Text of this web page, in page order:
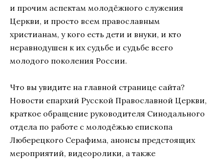
и прочим аспектам молодёжного служения
Церкви, и просто всем православным
христианам, у кого есть дети и внуки, и кто
неравнодушен к их судьбе и судьбе всего
молодого поколения России.
Что вы увидите на главной странице сайта?
Новости епархий Русской Православной Церкви,
краткое обращение руководителя Синодального
отдела по работе с молодёжью епископа
Люберецкого Серафима, анонсы предстоящих
мероприятий, видеоролики, а также